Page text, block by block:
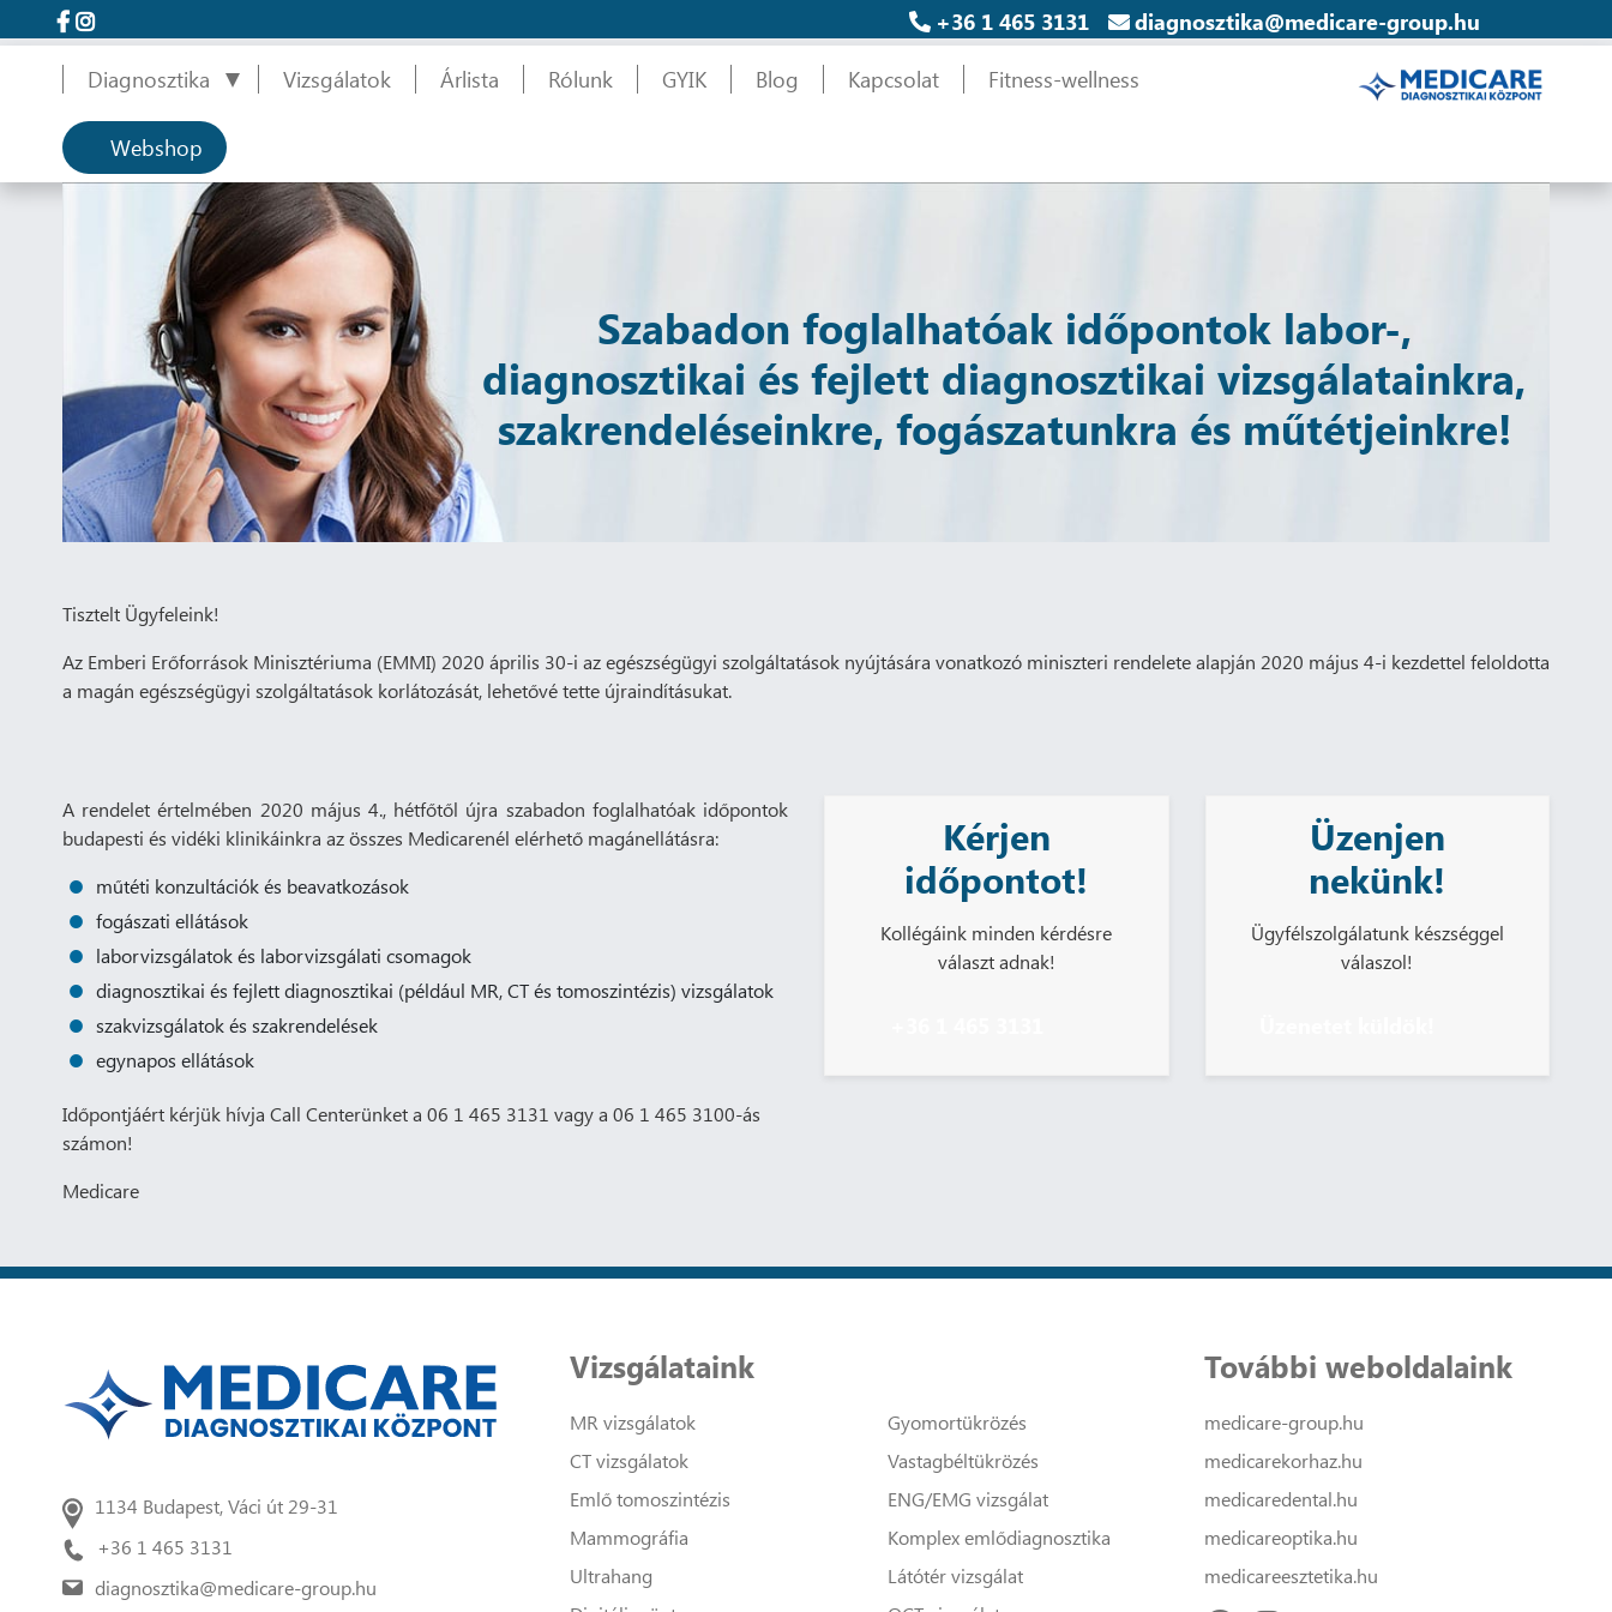
diagnosztika@medicare-group.hu
+36 1 465 3131
Diagnosztika
Vizsgálatok Árlista Rólunk GYIK Blog Kapcsolat Fitness-wellness
Webshop
Szabadon foglalhatóak időpontok labor-,
diagnosztikai és fejlett diagnosztikai vizsgálatainkra,
szakrendeléseinkre, fogászatunkra és műtétjeinkre!
Tisztelt Ügyfeleink!
Az Emberi Erőforrások Minisztériuma (EMMI) 2020 április 30-i az egészségügyi szolgáltatások nyújtására vonatkozó miniszteri rendelete alapján 2020 május 4-i kezdettel feloldotta
a magán egészségügyi szolgáltatások korlátozását, lehetővé tette újraindításukat.
A rendelet értelmében 2020 május 4., hétfőtől újra szabadon foglalhatóak időpontok
budapesti és vidéki klinikáinkra az összes Medicarenél elérhető magánellátásra:
műtéti konzultációk és beavatkozások
fogászati ellátások
laborvizsgálatok és laborvizsgálati csomagok
diagnosztikai és fejlett diagnosztikai (például MR, CT és tomoszintézis) vizsgálatok
szakvizsgálatok és szakrendelések
egynapos ellátások
Időpontjáért kérjük hívja Call Centerünket a 06 1 465 3131 vagy a 06 1 465 3100-ás
számon!
Medicare
Kérjen
időpontot!
Kollégáink minden kérdésre
választ adnak!
Üzenjen
nekünk!
Ügyfélszolgálatunk készséggel
válaszol!
1134 Budapest, Váci út 29-31
+36 1 465 3131
diagnosztika@medicare-group.hu
Vizsgálataink
MR vizsgálatok
CT vizsgálatok
Emlő tomoszintézis
Mammográfia
Ultrahang
Gyomortükrözés
Vastagbéltükrözés
ENG/EMG vizsgálat
Komplex emlődiagnosztika
Látótér vizsgálat
További weboldalaink
medicare-group.hu
medicarekorhaz.hu
medicaredental.hu
medicareoptika.hu
medicareesztetika.hu